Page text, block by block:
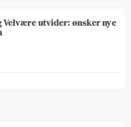
Velvære utvider: ønsker nye